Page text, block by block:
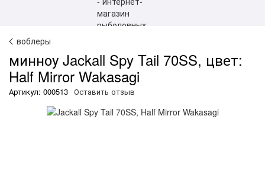
воблеры
минноу Jackall Spy Tail 70SS, цвет:
Half Mirror Wakasagi
Артикул: 000513 Оставить отзыв